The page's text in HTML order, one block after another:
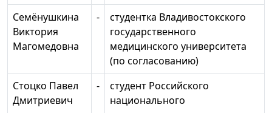
Семёнушкина
Виктория
Магомедовна
-
студентка Владивостокского
государственного
медицинского университета
(по согласованию)
Стоцко Павел
Дмитриевич
-
студент Российского
национального